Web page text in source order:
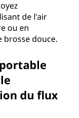
de l'air
ou en
brosse douce.
du flux